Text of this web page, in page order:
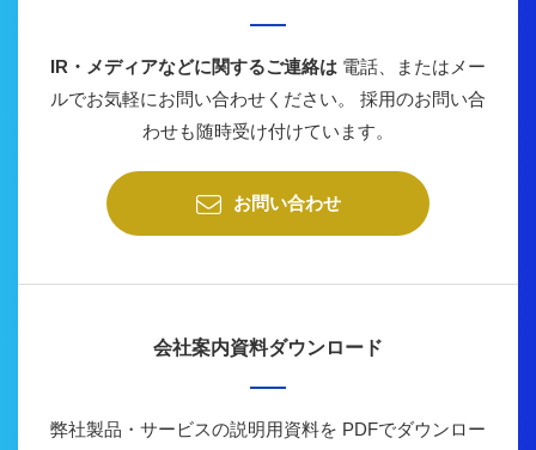
IR・メディアなどに関するご連絡は 電話、またはメー
ルでお気軽にお問い合わせください。
採用のお問い合
わせも随時受け付けています。
お問い合わせ
会社案内資料ダウンロード
弊社製品・サービスの説明用資料を PDFでダウンロー